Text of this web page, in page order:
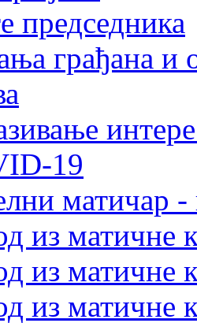
председника
грађана и
19
матичар -
из матичне
из матичне
из матичне